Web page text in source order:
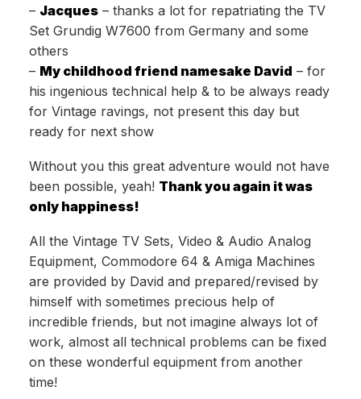
– Jacques – thanks a lot for repatriating the TV
Set Grundig W7600 from Germany and some
others
– My childhood friend namesake David – for
his ingenious technical help & to be always ready
for Vintage ravings, not present this day but
ready for next show
Without you this great adventure would not have
been possible, yeah! Thank you again it was
only happiness!
All the Vintage TV Sets, Video & Audio Analog
Equipment, Commodore 64 & Amiga Machines
are provided by David and prepared/revised by
himself with sometimes precious help of
incredible friends, but not imagine always lot of
work, almost all technical problems can be fixed
on these wonderful equipment from another
time!